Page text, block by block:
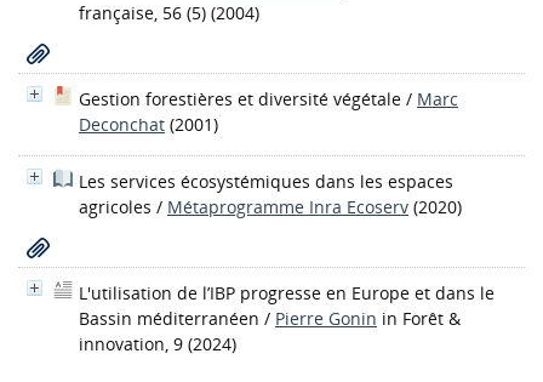
française, 56 (5) (2004)
Gestion forestières et diversité végétale / Marc
Deconchat (2001)
Les services écosystémiques dans les espaces
agricoles / Métaprogramme Inra Ecoserv (2020)
L'utilisation de l’IBP progresse en Europe et dans le
Bassin méditerranéen / Pierre Gonin in Forêt &
innovation, 9 (2024)